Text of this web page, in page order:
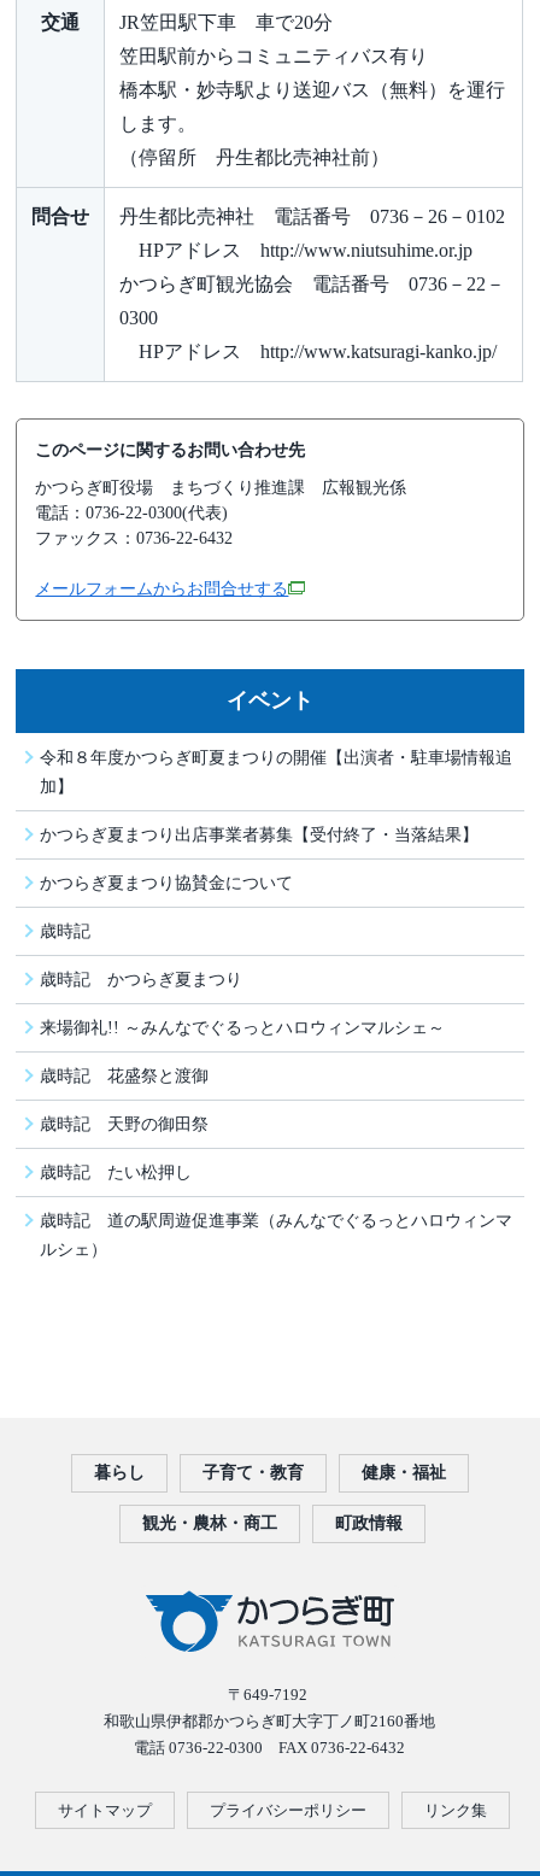
交通
JR笠田駅下車 車で20分
笠田駅前からコミュニティバス有り
橋本駅・妙寺駅より送迎バス（無料）を運行
します。
（停留所 丹生都比売神社前）
問合せ
丹生都比売神社 電話番号 0736－26－0102
HPアドレス http://www.niutsuhime.or.jp
かつらぎ町観光協会 電話番号 0736－22－
0300
HPアドレス http://www.katsuragi-kanko.jp/
このページに関するお問い合わせ先
かつらぎ町役場
まちづくり推進課 広報観光係
電話：0736-22-0300(代表)
ファックス：0736-22-6432
メールフォームからお問合せする
イベント
令和８年度かつらぎ町夏まつりの開催【出演者・駐車場情報追
加】
かつらぎ夏まつり出店事業者募集【受付終了・当落結果】
かつらぎ夏まつり協賛金について
歳時記
歳時記 かつらぎ夏まつり
来場御礼!! ～みんなでぐるっとハロウィンマルシェ～
歳時記 花盛祭と渡御
歳時記 天野の御田祭
歳時記 たい松押し
歳時記 道の駅周遊促進事業（みんなでぐるっとハロウィンマ
ルシェ）
暮らし 子育て・教育 健康・福祉
観光・農林・商工 町政情報
〒649-7192
和歌山県伊都郡かつらぎ町大字丁ノ町2160番地
電話 0736-22-0300 FAX 0736-22-6432
サイトマップ プライバシーポリシー リンク集